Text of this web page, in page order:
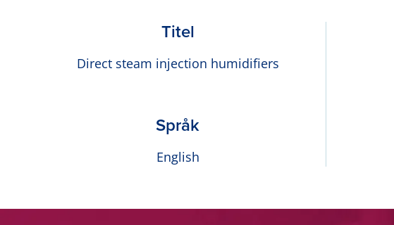
Titel
Direct steam injection humidifiers
Språk
English